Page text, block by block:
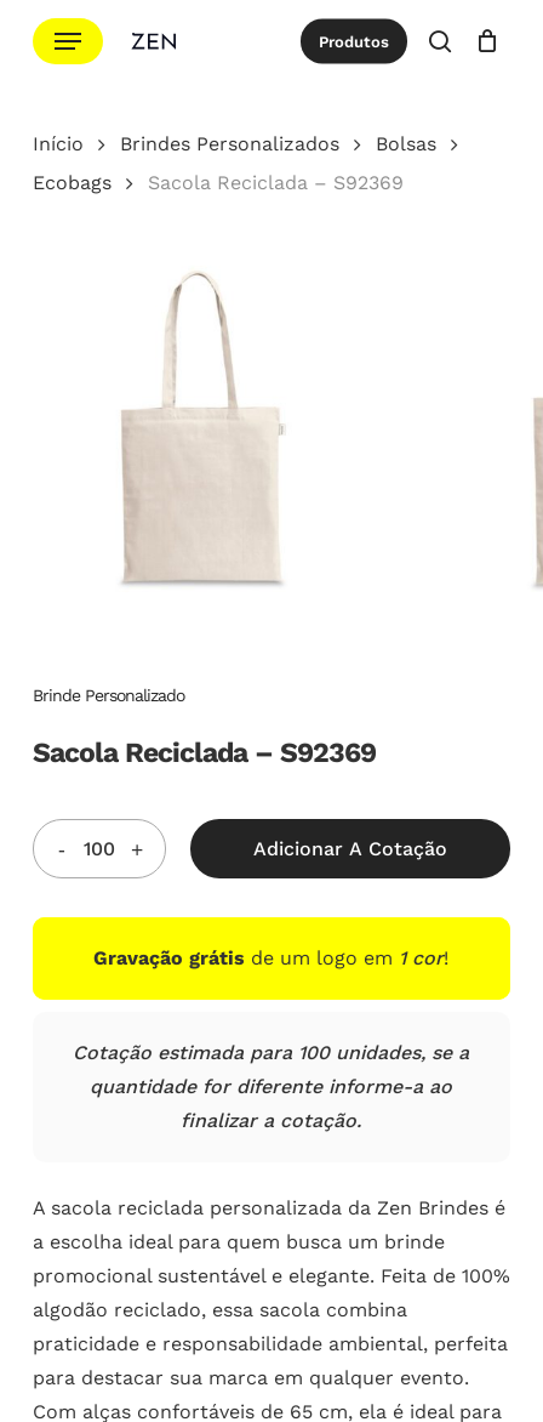
para
principal
Menu Produtos
procurar
Cotação Close
Início Brindes Personalizados
Bolsas
Ecobags
Sacola Reciclada – S92369
Brinde Personalizado
Sacola Reciclada – S92369
Adicionar A Cotação
Gravação grátis de um logo em 1 cor!
Cotação estimada para 100 unidades, se a
quantidade for diferente informe-a ao
finalizar a cotação.
A sacola reciclada personalizada da Zen Brindes é
a escolha ideal para quem busca um brinde
promocional sustentável e elegante. Feita de 100%
algodão reciclado, essa sacola combina
praticidade e responsabilidade ambiental, perfeita
para destacar sua marca em qualquer evento.
Com alças confortáveis de 65 cm, ela é ideal para